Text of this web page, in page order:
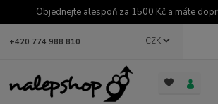
Objednejte alespoň za 1500 Kč a máte
CZK
+420 774 988 810